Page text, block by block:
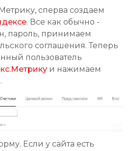
сперва создаем
. Все как обычно -
пароль, принимаем
соглашения. Теперь
пользователь
и нажимаем
Если у сайта есть